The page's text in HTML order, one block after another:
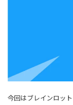
今回はブレインロッ